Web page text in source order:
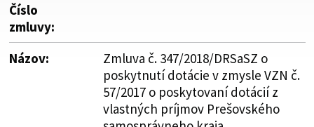
Číslo
zmluvy:
Názov:
Zmluva č. 347/2018/DRSaSZ o
poskytnutí dotácie v zmysle VZN č.
57/2017 o poskytovaní dotácií z
vlastných príjmov Prešovského